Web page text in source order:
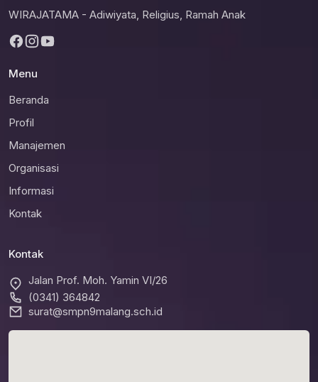
WIRAJATAMA - Adiwiyata, Religius, Ramah Anak
Menu
Beranda
Profil
Manajemen
Organisasi
Informasi
Kontak
Kontak
Jalan Prof. Moh. Yamin VI/26
(0341) 364842
surat@smpn9malang.sch.id